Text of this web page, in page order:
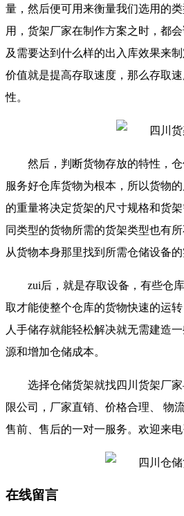
量，然后便可用来衡量我们选用的
用，货架厂家在制作方案之时，都
及需要达到什么样的出入库效果来
价值就是提高存取速度，那么存取
性。
然后，判断货物存放的特性，
服务好仓库货物为根本，所以货物
的重量将决定货架的尺寸规格和货
同类型的货物所需的货架类型也有
从货物本身那里找到所需仓储设备的
zui后，就是存取设备，有些仓
取才能使整个仓库的货物快速的运
人手储存就能轻松解决就无需建造
源和增加仓储成本。
选择仓储货架就找四川货架厂
限公司，厂家直销、价格合理、 物
售前、售后的一对一服务。欢迎来电
在线留言